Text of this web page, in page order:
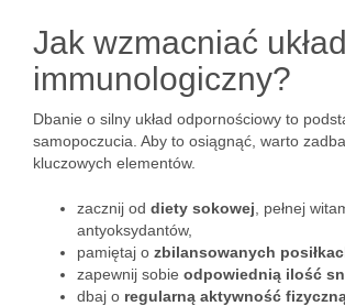
Jak wzmacniać układ
immunologiczny?
Dbanie o silny układ odpornościowy to
samopoczucia. Aby to osiągnąć, warto
kluczowych elementów.
zacznij od diety sokowej , pełnej
antyoksydantów,
pamiętaj o zbilansowanych
zapewnij sobie odpowiednią ilość
dbaj o regularną aktywność